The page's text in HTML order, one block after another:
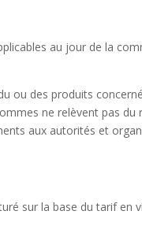
au jour de la
ou des produits
ne relèvent pas
aux autorités et
sur la base du tarif en